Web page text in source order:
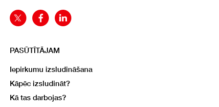
PASŪTĪTĀJAM
Iepirkumu izsludināšana
Kāpēc izsludināt?
Kā tas darbojas?